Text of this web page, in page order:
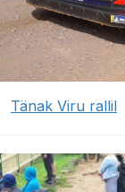
Tänak Viru rallil